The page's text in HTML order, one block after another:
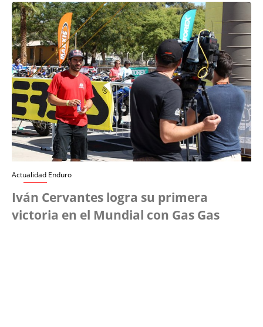
Actualidad Enduro
Iván Cervantes logra su primera
victoria en el Mundial con Gas Gas